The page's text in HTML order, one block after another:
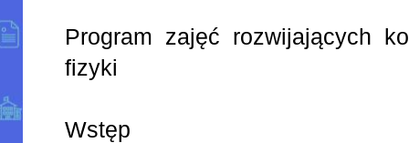
Program zajęć rozwijających
fizyki
Wstęp